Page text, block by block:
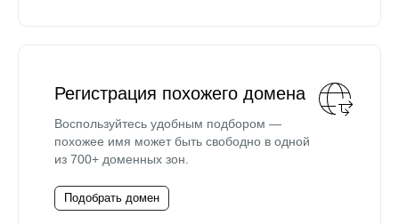
Регистрация похожего домена
Воспользуйтесь удобным подбором —
похожее имя может быть свободно в одной
из 700+ доменных зон.
Подобрать домен